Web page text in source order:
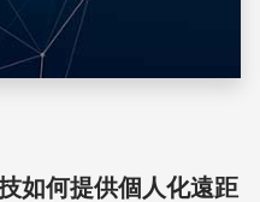
如何提供個人化遠距